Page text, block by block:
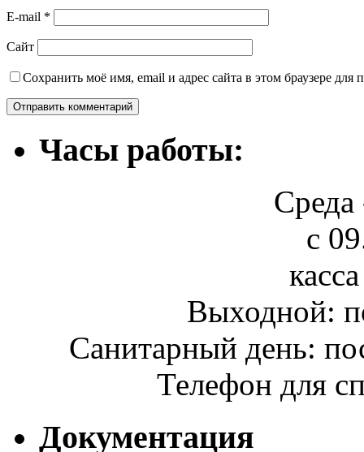
E-mail *
Сайт
Сохранить моё имя, email и адрес сайта в этом браузере
Часы работы:
Среда
с
Выходной:
Санитарный день:
Телефон для
Документация